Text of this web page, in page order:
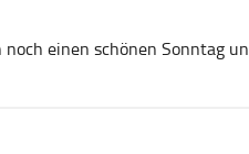
einen schönen Sonntag